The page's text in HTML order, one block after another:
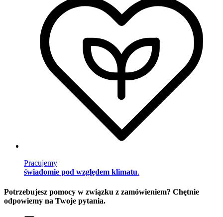
Pracujemy
świadomie pod względem klimatu.
Potrzebujesz pomocy w związku z zamówieniem? Chętnie
odpowiemy na Twoje pytania.